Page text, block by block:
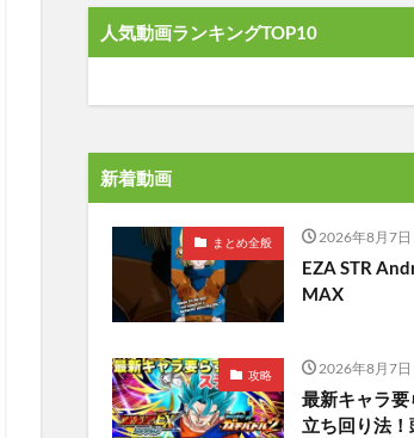
人気動画ランキングTOP10
新着動画
まとめ全般 2026年8月7日
EZA STR
MAX
攻略 2026年8月7日
最新キャラ要
立ち回り法！